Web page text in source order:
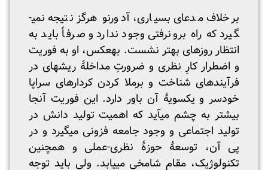
برخلاف مدعای بسیاری، آدورنو هرگز نتیجه نمی­
گیرد که راه برون­رفتی وجود ندارد و صرفاً باید به
انتظار روزهای بهتر نشست. به­عکس، او به فوریت
و اضطرار کارِ نظری و ضرورتِ مداخلۀ ریشه­ای در
فرآیندهای شناخت و برملا کردن کردارهای سراپا
خودسر و یک­سویۀ آن باور دارد. این فوریت آنجا
بیشتر به چشم می­آید که اهمیت تولید دانش در
تولید اجتماعی و وجود جامعه فزونی می­گیرد و در
پی آن، توسعۀ حوزۀ نظری-عملی و همچنین
تکنولوژیک، مقام شامخی می­یابد. ولی باید توجه